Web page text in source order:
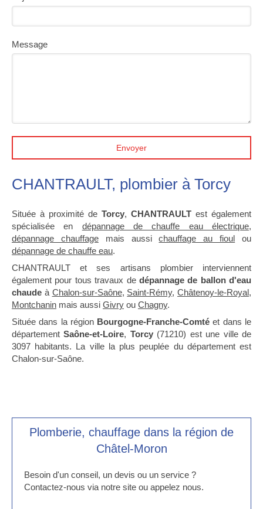
Message
Envoyer
CHANTRAULT, plombier à Torcy
Située à proximité de Torcy, CHANTRAULT est également
spécialisée en dépannage de chauffe eau électrique,
dépannage chauffagemais aussichauffage au fioul ou
dépannage de chauffe eau.
CHANTRAULT et ses artisans plombier interviennent
également pour tous travaux de dépannage de ballon d'eau
chaude à Chalon-sur-Saône, Saint-Rémy, Châtenoy-le-Royal,
Montchanin mais aussi Givry ou Chagny.
Située dans la région Bourgogne-Franche-Comté et dans le
départementSaône-et-Loire, Torcy(71210) est une ville de
3097 habitants. La ville la plus peuplée du département est
Chalon-sur-Saône.
Plomberie, chauffage dans la région de
Châtel-Moron
Besoin d'un conseil, un devis ou un service ?
Contactez-nous via notre site ou appelez nous.